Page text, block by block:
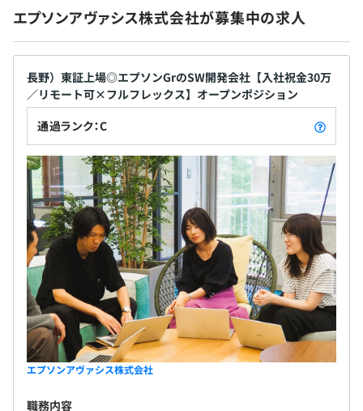
賞与：年2回（6月、12月）
昇給：年1回（4月） ※個人業績連動
・社会保険完備（健康保険・厚生年金保険、雇用保険・労
災保険）
・所得補償保険
・団体定期保険（任意）
・企業団体扱い保険（任意）
無期雇用
3カ月（期間中、原則としてリモートワークおよび副業は
エプソンアヴァシス株式会社が募集中の求人
長野）東証上場◎エプソンGrのSW開発会社【入社祝金30万
／リモート可×フルフレックス】オープンポジション
通過ランク：C
エプソンアヴァシス株式会社
職務内容